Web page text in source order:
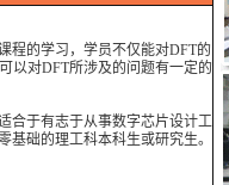
程的学习，学员不仅能对DFT的
以对DFT所涉及的问题有一定的
合于有志于从事数字芯片设计工
础的理工科本科生或研究生。